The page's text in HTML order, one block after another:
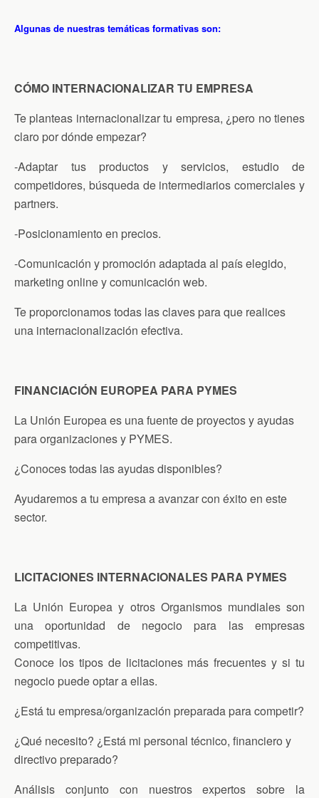
Algunas de nuestras temáticas formativas son:
CÓMO INTERNACIONALIZAR TU EMPRESA
Te planteas internacionalizar tu empresa, ¿pero no tienes
claro por dónde empezar?
-Adaptar tus productos y servicios, estudio de
competidores, búsqueda de intermediarios comerciales y
partners.
-Posicionamiento en precios.
-Comunicación y promoción adaptada al país elegido,
marketing online y comunicación web.
Te proporcionamos todas las claves para que realices
una internacionalización efectiva.
FINANCIACIÓN EUROPEA PARA PYMES
La Unión Europea es una fuente de proyectos y ayudas
para organizaciones y PYMES.
¿Conoces todas las ayudas disponibles?
Ayudaremos a tu empresa a avanzar con éxito en este
sector.
LICITACIONES INTERNACIONALES PARA PYMES
La Unión Europea y otros Organismos mundiales son
una oportunidad de negocio para las empresas
competitivas.
Conoce los tipos de licitaciones más frecuentes y si tu
negocio puede optar a ellas.
¿Está tu empresa/organización preparada para competir?
¿Qué necesito? ¿Está mi personal técnico, financiero y
directivo preparado?
Análisis conjunto con nuestros expertos sobre la